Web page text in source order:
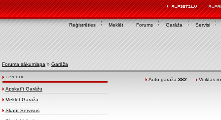
Reģistrēties Meklēt Forums Garāža Servisi
Foruma sākumlapa » Garāža
Apskatīt Garāžu
Meklēt Garāžā
Skatīt Servisus
Auto garāžā:382 Veiktās